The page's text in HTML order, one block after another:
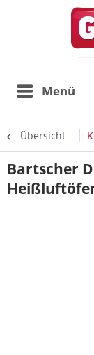
Menü
Übersicht
Bartscher